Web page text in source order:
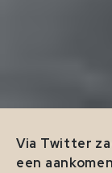
Via Twitter
een